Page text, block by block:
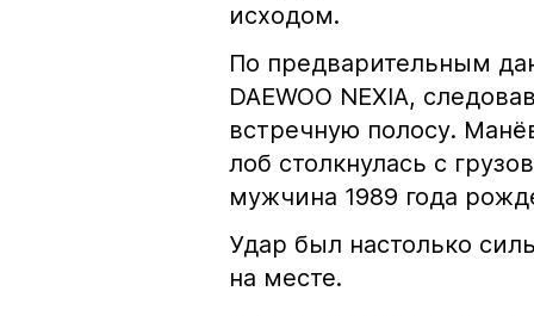
исходом.
По предварительным
DAEWOO NEXIA,
встречную полосу.
лоб столкнулась с
мужчина 1989 года
Удар был настолько
на месте.